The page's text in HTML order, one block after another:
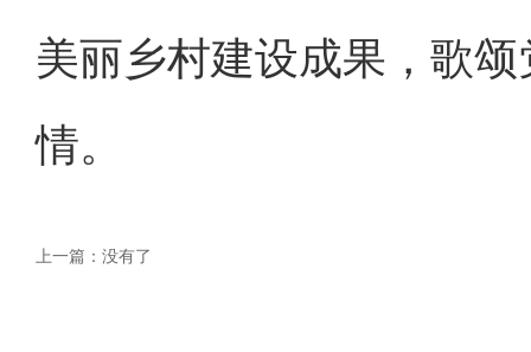
美丽乡村建设成果，歌
情。
上一篇： 没有了